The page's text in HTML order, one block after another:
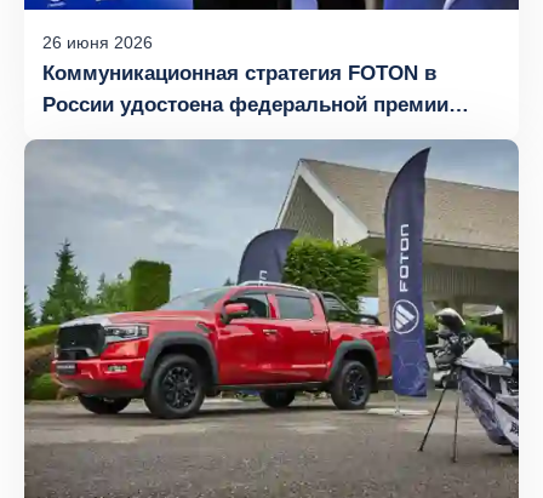
26 июня 2026
Коммуникационная стратегия FOTON в
России удостоена федеральной премии
«Брендинг года 2026»